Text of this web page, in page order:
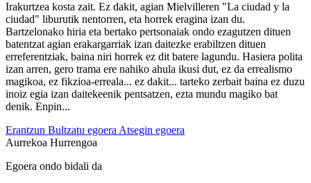
Irakurtzea kosta zait. Ez dakit, agian Mielvilleren "La ciudad y la
ciudad" liburutik nentorren, eta horrek eragina izan du.
Bartzelonako hiria eta bertako pertsonaiak ondo ezagutzen dituen
batentzat agian erakargarriak izan daitezke erabiltzen dituen
erreferentziak, baina niri horrek ez dit batere lagundu. Hasiera polita
izan arren, gero trama ere nahiko ahula ikusi dut, ez da errealismo
magikoa, ez fikzioa-erreala... ez dakit... tarteko zerbait baina ez duzu
inoiz egia izan daitekeenik pentsatzen, ezta mundu magiko bat
denik. Enpin...
Erantzun Bultzatu egoera Atsegin egoera
Aurrekoa Hurrengoa
Egoera ondo bidali da